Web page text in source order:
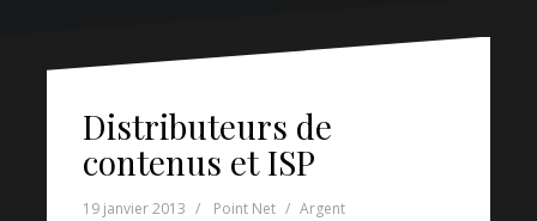
Distributeurs de
contenus et ISP
19 janvier 2013 Point Net Argent